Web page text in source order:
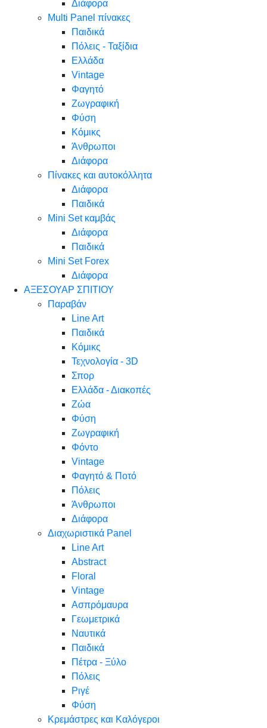
Διάφορα
Multi Panel πίνακες
Παιδικά
Πόλεις - Ταξίδια
Ελλάδα
Vintage
Φαγητό
Ζωγραφική
Φύση
Κόμικς
Άνθρωποι
Διάφορα
Πίνακες και αυτοκόλλητα
Διάφορα
Παιδικά
Mini Set καμβάς
Διάφορα
Παιδικά
Mini Set Forex
Διάφορα
ΑΞΕΣΟΥΑΡ ΣΠΙΤΙΟΥ
Παραβάν
Line Art
Παιδικά
Κόμικς
Τεχνολογία - 3D
Σπορ
Ελλάδα - Διακοπές
Ζώα
Φύση
Ζωγραφική
Φόντο
Vintage
Φαγητό & Ποτό
Πόλεις
Άνθρωποι
Διάφορα
Διαχωριστικά Panel
Line Art
Abstract
Floral
Vintage
Ασπρόμαυρα
Γεωμετρικά
Ναυτικά
Παιδικά
Πέτρα - Ξύλο
Πόλεις
Ριγέ
Φύση
Κρεμάστρες και Καλόγεροι